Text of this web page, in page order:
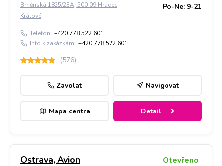
Brněnská 1825/23A, 500 09 Hradec
Králové
Po-Ne: 9-21
Telefon: +420 778 522 601
Info k zakázkám: +420 778 522 601
(576)
Zavolat Navigovat
Mapa centra Detail
Ostrava, Avion Otevřeno